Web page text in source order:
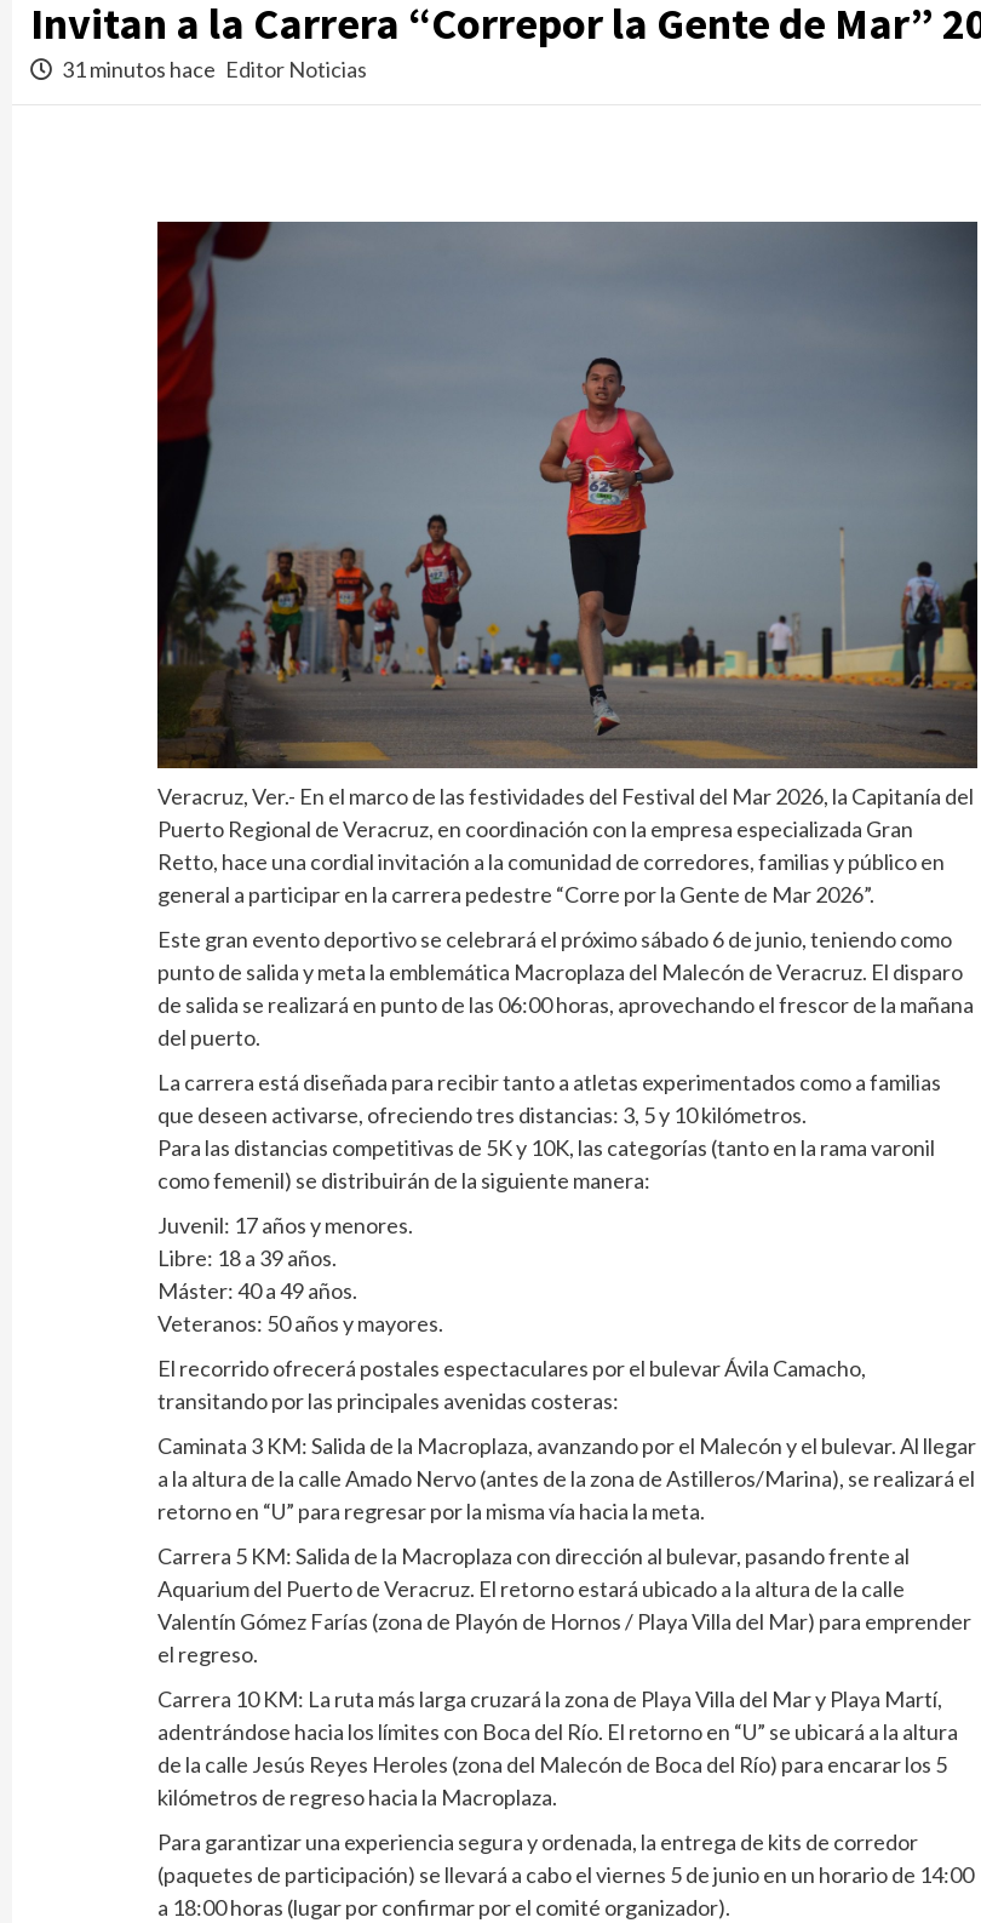
Invitan a la Carrera “Correpor la Gente de Mar”
31 minutos hace Editor Noticias
Veracruz, Ver.- En el marco de las festividades del Festival del Mar 2026, la Capitanía del
Puerto Regional de Veracruz, en coordinación con la empresa especializada Gran
Retto, hace una cordial invitación a la comunidad de corredores, familias y público en
general a participar en la carrera pedestre “Corre por la Gente de Mar 2026”.
Este gran evento deportivo se celebrará el próximo sábado 6 de junio, teniendo como
punto de salida y meta la emblemática Macroplaza del Malecón de Veracruz. El disparo
de salida se realizará en punto de las 06:00 horas, aprovechando el frescor de la mañana
del puerto.
La carrera está diseñada para recibir tanto a atletas experimentados como a familias
que deseen activarse, ofreciendo tres distancias: 3, 5 y 10 kilómetros.
Para las distancias competitivas de 5K y 10K, las categorías (tanto en la rama varonil
como femenil) se distribuirán de la siguiente manera:
Juvenil: 17 años y menores.
Libre: 18 a 39 años.
Máster: 40 a 49 años.
Veteranos: 50 años y mayores.
El recorrido ofrecerá postales espectaculares por el bulevar Ávila Camacho,
transitando por las principales avenidas costeras:
Caminata 3 KM: Salida de la Macroplaza, avanzando por el Malecón y el bulevar. Al llegar
a la altura de la calle Amado Nervo (antes de la zona de Astilleros/Marina), se realizará el
retorno en “U” para regresar por la misma vía hacia la meta.
Carrera 5 KM: Salida de la Macroplaza con dirección al bulevar, pasando frente al
Aquarium del Puerto de Veracruz. El retorno estará ubicado a la altura de la calle
Valentín Gómez Farías (zona de Playón de Hornos / Playa Villa del Mar) para emprender
el regreso.
Carrera 10 KM: La ruta más larga cruzará la zona de Playa Villa del Mar y Playa Martí,
adentrándose hacia los límites con Boca del Río. El retorno en “U” se ubicará a la altura
de la calle Jesús Reyes Heroles (zona del Malecón de Boca del Río) para encarar los 5
kilómetros de regreso hacia la Macroplaza.
Para garantizar una experiencia segura y ordenada, la entrega de kits de corredor
(paquetes de participación) se llevará a cabo el viernes 5 de junio en un horario de 14:00
a 18:00 horas (lugar por confirmar por el comité organizador).